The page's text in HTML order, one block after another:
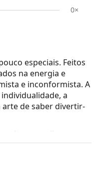
0×
especiais. Feitos
na energia e
e inconformista. A
a
de saber divertir-
sol para mulher.